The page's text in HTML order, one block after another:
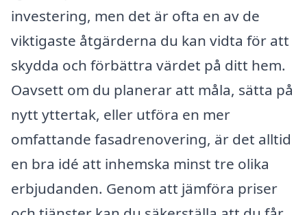
investering, men det är ofta en av de
viktigaste åtgärderna du kan vidta för att
skydda och förbättra värdet på ditt hem.
Oavsett om du planerar att måla, sätta på
nytt yttertak, eller utföra en mer
omfattande fasadrenovering, är det alltid
en bra idé att inhemska minst tre olika
erbjudanden. Genom att jämföra priser